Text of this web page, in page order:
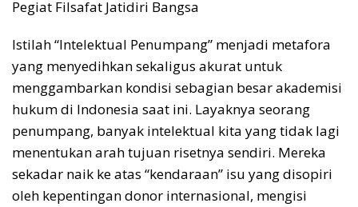
Pegiat Filsafat Jatidiri Bangsa
Istilah “Intelektual Penumpang” menjadi metafora
yang menyedihkan sekaligus akurat untuk
menggambarkan kondisi sebagian besar akademisi
hukum di Indonesia saat ini. Layaknya seorang
penumpang, banyak intelektual kita yang tidak lagi
menentukan arah tujuan risetnya sendiri. Mereka
sekadar naik ke atas “kendaraan” isu yang disopiri
oleh kepentingan donor internasional, mengisi